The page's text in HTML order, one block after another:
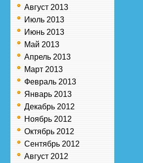
Август 2013
Июль 2013
Июнь 2013
Май 2013
Апрель 2013
Март 2013
Февраль 2013
Январь 2013
Декабрь 2012
Ноябрь 2012
Октябрь 2012
Сентябрь 2012
Август 2012